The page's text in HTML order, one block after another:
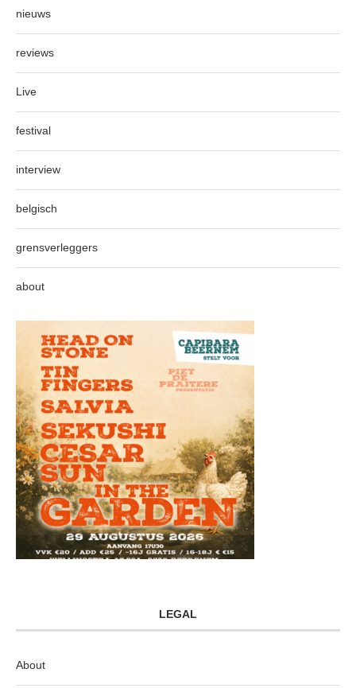
nieuws
reviews
Live
festival
interview
belgisch
grensverleggers
about
LEGAL
About